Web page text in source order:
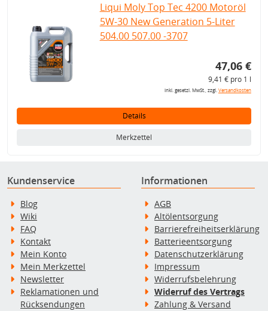
Liqui Moly Top Tec 4200 Motoröl
5W-30 New Generation 5-Liter
504.00 507.00 -3707
47,06 €
9,41 € pro 1 l
inkl. gesetzl. MwSt., zzgl.Versandkosten
Details
Merkzettel
Kundenservice
Blog
Wiki
FAQ
Kontakt
Mein Konto
Mein Merkzettel
Newsletter
Reklamationen und
Rücksendungen
Informationen
AGB
Altölentsorgung
Barrierefreiheitserklärung
Batterieentsorgung
Datenschutzerklärung
Impressum
Widerrufsbelehrung
Widerruf des Vertrags
Zahlung & Versand